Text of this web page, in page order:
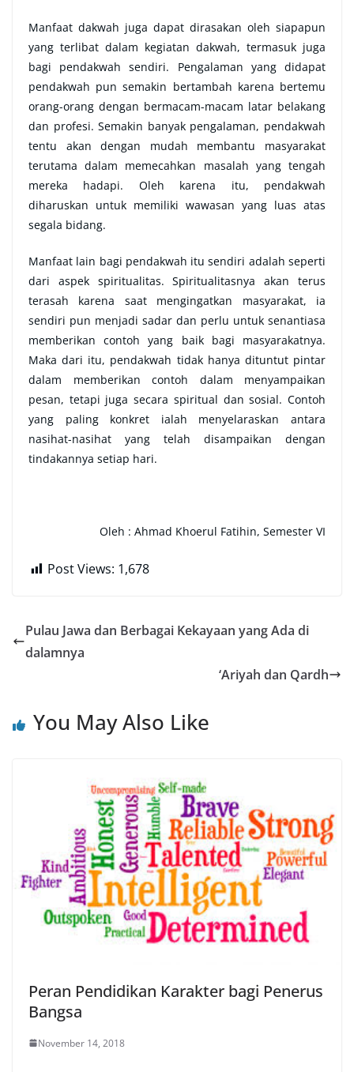
Manfaat dakwah juga dapat dirasakan oleh siapapun
yang terlibat dalam kegiatan dakwah, termasuk juga
bagi pendakwah sendiri. Pengalaman yang didapat
pendakwah pun semakin bertambah karena bertemu
orang-orang dengan bermacam-macam latar belakang
dan profesi. Semakin banyak pengalaman, pendakwah
tentu akan dengan mudah membantu masyarakat
terutama dalam memecahkan masalah yang tengah
mereka hadapi. Oleh karena itu, pendakwah
diharuskan untuk memiliki wawasan yang luas atas
segala bidang.
Manfaat lain bagi pendakwah itu sendiri adalah seperti
dari aspek spiritualitas. Spiritualitasnya akan terus
terasah karena saat mengingatkan masyarakat, ia
sendiri pun menjadi sadar dan perlu untuk senantiasa
memberikan contoh yang baik bagi masyarakatnya.
Maka dari itu, pendakwah tidak hanya dituntut pintar
dalam memberikan contoh dalam menyampaikan
pesan, tetapi juga secara spiritual dan sosial. Contoh
yang paling konkret ialah menyelaraskan antara
nasihat-nasihat yang telah disampaikan dengan
tindakannya setiap hari.
Oleh : Ahmad Khoerul Fatihin, Semester VI
Post Views: 1,678
Pulau Jawa dan Berbagai Kekayaan yang Ada di
dalamnya
‘Ariyah dan Qardh
You May Also Like
Peran Pendidikan Karakter bagi Penerus
Bangsa
November 14, 2018